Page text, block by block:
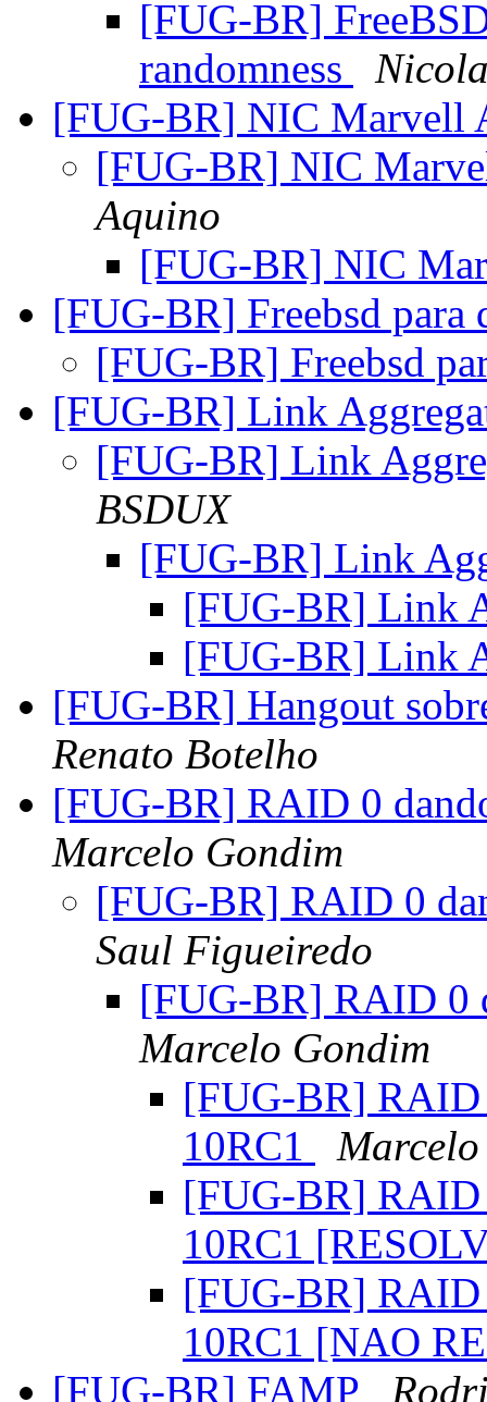
[FUG-BR]
randomness
[FUG-BR] NIC Marvell
[FUG-BR] NIC
Aquino
[FUG-BR] NIC
[FUG-BR] Freebsd para
[FUG-BR] Freebsd
[FUG-BR] Link
[FUG-BR] Link
BSDUX
[FUG-BR] Link
[FUG-BR] Link
[FUG-BR] Link
[FUG-BR] Hangout
Renato Botelho
[FUG-BR] RAID 0
Marcelo Gondim
[FUG-BR] RAID 0
Saul Figueiredo
[FUG-BR] RAID 0
Marcelo Gondim
[FUG-BR] RAID
10RC1
[FUG-BR] RAID
10RC1
[FUG-BR] RAID
10RC1 [NAO
[FUG-BR] FAMP